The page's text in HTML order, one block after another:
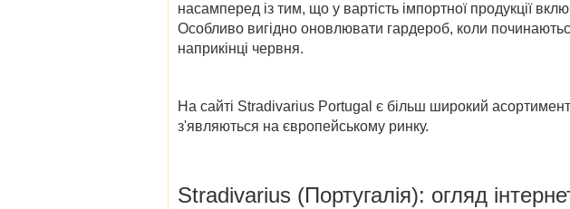
насамперед із тим, що у вартість імпортної продукції
Особливо вигідно оновлювати гардероб, коли
наприкінці червня.
На сайті Stradivarius Portugal є більш широкий
з'являються на європейському ринку.
Stradivarius (Португалія): огляд